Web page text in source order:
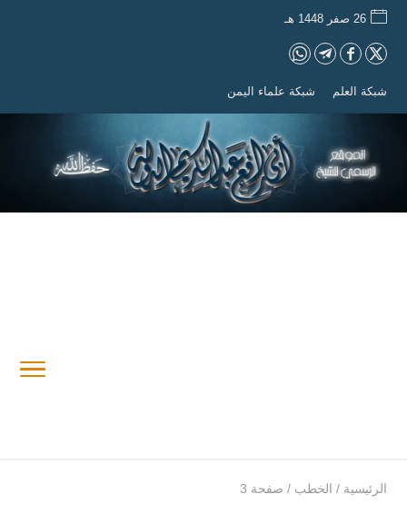
26 صفر 1448 هـ
شبكة العلم شبكة علماء اليمن
الرئيسية / الخطب / صفحة 3